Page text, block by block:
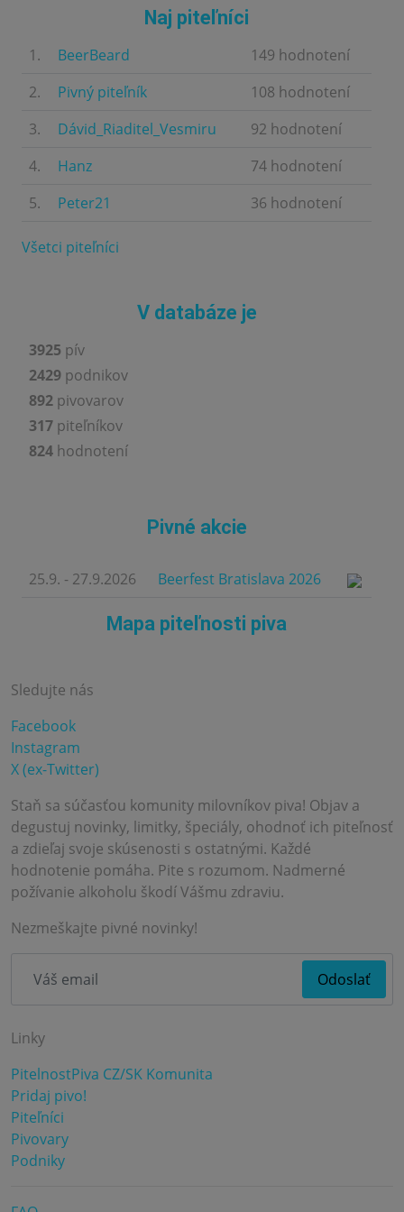
Naj piteľníci
1. BeerBeard
149 hodnotení
2.
Pivný piteľník
108 hodnotení
3.
Dávid_Riaditel_Vesmiru
92 hodnotení
4.
Hanz
74 hodnotení
5.
Peter21 36 hodnotení
Všetci piteľníci
V databáze je
3925 pív
2429 podnikov
892 pivovarov
317 piteľníkov
824 hodnotení
Pivné akcie
25.9. - 27.9.2026 Beerfest Bratislava 2026
Mapa piteľnosti piva
Sledujte nás
Facebook
Instagram
X (ex-Twitter)
Staň sa súčasťou komunity milovníkov piva! Objav a
degustuj novinky, limitky, špeciály, ohodnoť ich piteľnosť
a zdieľaj svoje skúsenosti s ostatnými. Každé
hodnotenie pomáha. Pite s rozumom. Nadmerné
požívanie alkoholu škodí Vášmu zdraviu.
Nezmeškajte pivné novinky!
Linky
PitelnostPiva CZ/SK Komunita
Pridaj pivo!
Piteľníci
Pivovary
Podniky